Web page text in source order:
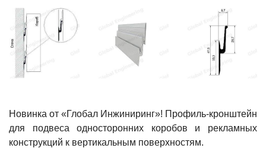
Новинка от «Глобал Инжиниринг»! Профиль-кронштейн
для подвеса односторонних коробов и рекламных
конструкций к вертикальным поверхностям.